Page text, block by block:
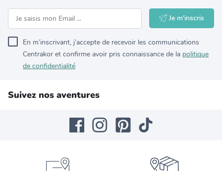
Je m'inscris
En m’inscrivant, j’accepte de recevoir les communications
Centrakor et confirme avoir pris connaissance de la politique
de confidentialité
Suivez nos aventures